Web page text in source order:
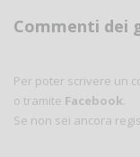
Commenti dei
Per poter scrivere un
o tramite Facebook
Se non sei ancora